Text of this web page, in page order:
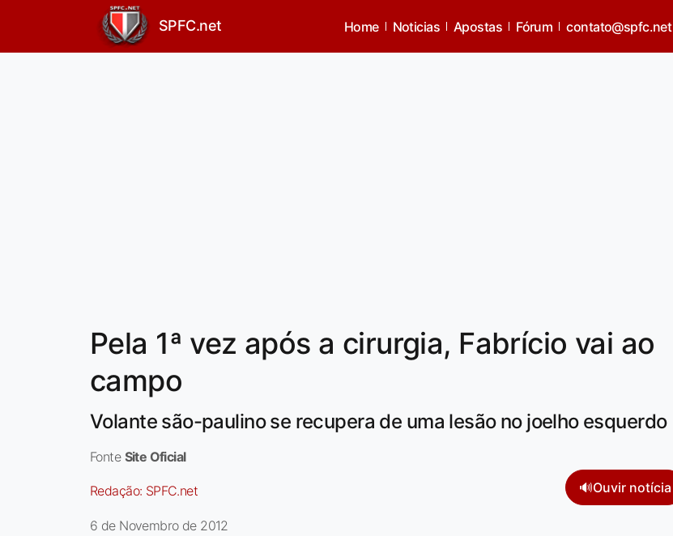
SPFC.net Home Noticias Apostas Fórum contato@spfc.net
Pela 1ª vez após a cirurgia, Fabrício vai ao
campo
Volante são-paulino se recupera de uma lesão no joelho esquerdo
Fonte Site Oficial
Redação: SPFC.net 🔊Ouvir notícia
6 de Novembro de 2012